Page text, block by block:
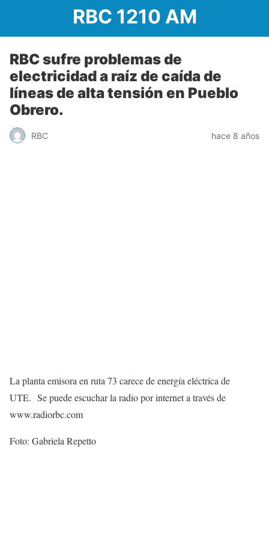
RBC 1210 AM
RBC sufre problemas de
electricidad a raíz de caída de
líneas de alta tensión en Pueblo
Obrero.
RBC hace 8 años
La planta emisora en ruta 73 carece de energía eléctrica de
UTE. Se puede escuchar la radio por internet a través de
www.radiorbc.com
Foto: Gabriela Repetto